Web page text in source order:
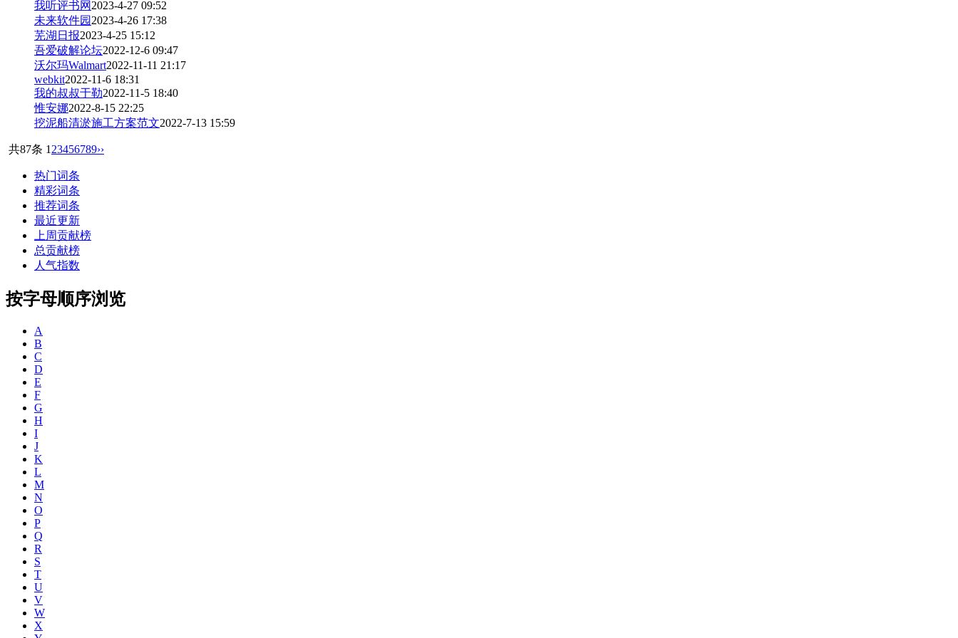
我听评书网 2023-4-27 09:52
未来软件园 2023-4-26 17:38
芜湖日报2023-4-25 15:12
吾爱破解论坛2022-12-6 09:47
沃尔玛Walmart2022-11-11 21:17
webkit2022-11-6 18:31
我的叔叔于勒2022-11-5 18:40
惟安娜2022-8-15 22:25
挖泥船清淤施工方案范文2022-7-13 15:59
共87条 1 23456789››
热门词条
精彩词条
推荐词条
最近更新
上周贡献榜
总贡献榜
人气指数
按字母顺序浏览
A
B
C
D
E
F
G
H
I
J
K
L
M
N
O
P
Q
R
S
T
U
V
W
X